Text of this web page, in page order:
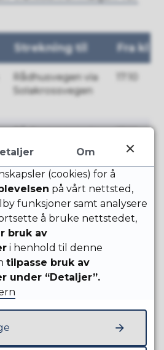
Strekning til Fra kl
Rådhusvegen via
Solakrossvegen
Solakrossvegen
Borekrossen vest
Kongshaugvegen 13:15
Clarion Hotel Air
Ølberg
16:45
Om
(cookies) for å
på vårt nettsted,
funksjoner samt analysere
å bruke nettstedet,
bruk av
i henhold til denne
tilpasse bruk av
under “Detaljer”.